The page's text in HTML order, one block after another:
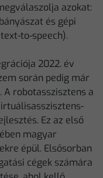
azokat:
és gépi
to-speech).
2022. év
során pedig már
robotasszisztens a
Ez az első
magyar
épül. Elsősorban
cégek számára